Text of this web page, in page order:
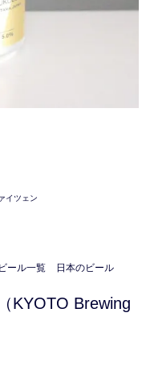
イツェン
ール一覧 日本のビール
KYOTO Brewing